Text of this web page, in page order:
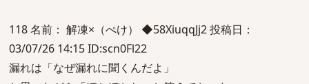
118 名前： 解凍×（ぺけ） ◆58XiuqqJj2 投稿日：
03/07/26 14:15 ID:scn0Fl22
漏れは「なぜ漏れに聞くんだよ」